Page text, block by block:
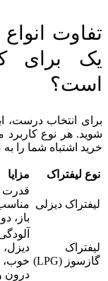
تفاوت
یک برای
است؟
برای انتخاب درست،
شوید. هر نوع
خرید اشتباه شما را
نوع لیفتراک مزایا
لیفتراک دیزلی
قدرت
باز،
لیفتراک
گازسوز (LPG)
خوب،
درون